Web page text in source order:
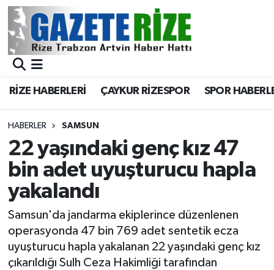
RİZE HABERLERİ ÇAYKUR RİZESPOR SPOR
HABERLER SAMSUN
22 yaşındaki genç kız 47
bin adet uyuşturucu hapla
yakalandı
Samsun'da jandarma ekiplerince düzenlenen
operasyonda 47 bin 769 adet sentetik ecza
uyuşturucu hapla yakalanan 22 yaşındaki genç kız
çıkarıldığı Sulh Ceza Hakimliği tarafından
BÖLGEMİZ
Asayiş
Rize Jandarma Komutanlığı
Bilim Teknoloji
Advertising news
Canlı Maç
Merkez Nöbetçi Eczaneler
Merkez Trafik Yoğunluk Haritası
Süper Lig Puan Durumu ve Fikstür
Tüm Manşetler
Haber Arşivi